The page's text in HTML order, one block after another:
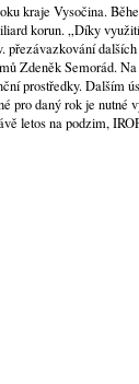
kraje Vysočina.
korun. „Díky
Zdeněk Semorád.
prostředky. Dalším
pro daný rok je nutné
letos na podzim,